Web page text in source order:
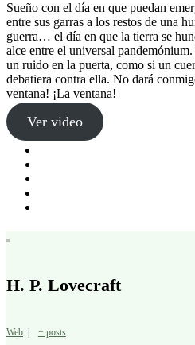
Sueño con el día en que puedan
entre sus garras a los restos de una
guerra… el día en que la tierra se
alce entre el universal
un ruido en la puerta, como si un
debatiera contra ella. No dará
ventana! ¡La ventana!
Ver video
H. P. Lovecraft
Web + posts